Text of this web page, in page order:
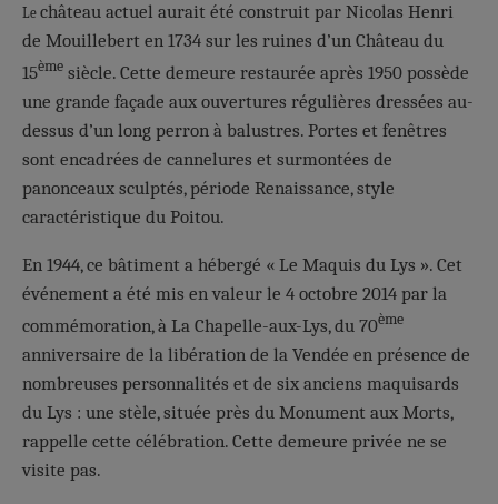
Le château actuel aurait été construit par Nicolas Henri
de Mouillebert en 1734 sur les ruines d’un Château du
15ème siècle. Cette demeure restaurée après 1950 possède
une grande façade aux ouvertures régulières dressées au-
dessus d’un long perron à balustres. Portes et fenêtres
sont encadrées de cannelures et surmontées de
panonceaux sculptés, période Renaissance, style
caractéristique du Poitou.
En 1944, ce bâtiment a hébergé « Le Maquis du Lys ». Cet
événement a été mis en valeur le 4 octobre 2014 par la
commémoration, à La Chapelle-aux-Lys, du 70ème
anniversaire de la libération de la Vendée en présence de
nombreuses personnalités et de six anciens maquisards
du Lys : une stèle, située près du Monument aux Morts,
rappelle cette célébration. Cette demeure privée ne se
visite pas.